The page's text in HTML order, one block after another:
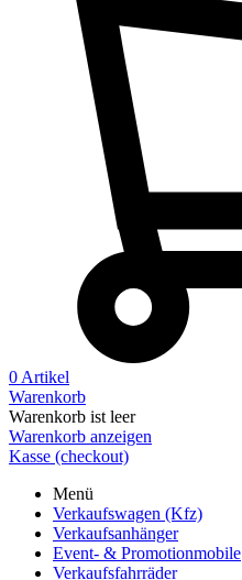
0 Artikel
Warenkorb
Warenkorb ist leer
Warenkorb anzeigen
Kasse (checkout)
Menü
Verkaufswagen (Kfz)
Verkaufsanhänger
Event- & Promotionmobile
Verkaufsfahrräder